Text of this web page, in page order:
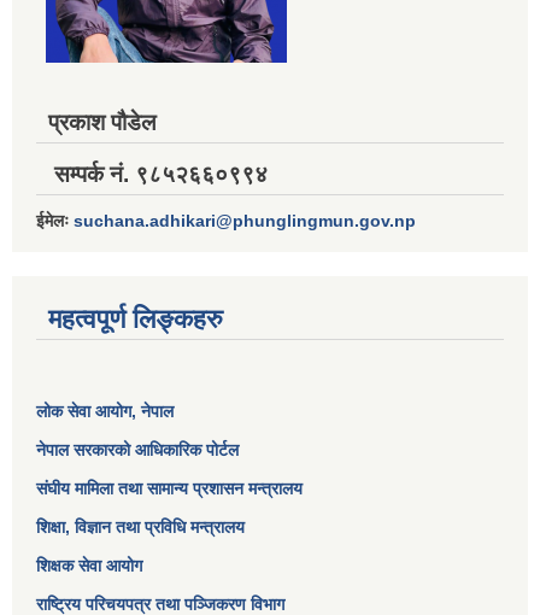
प्रकाश पौडेल
सम्पर्क नं. ९८५२६६०९९४
ईमेलः suchana.adhikari@phunglingmun.gov.np
महत्वपूर्ण लिङ्कहरु
लोक सेवा आयोग, नेपाल
नेपाल सरकारको आधिकारिक पोर्टल
संघीय मामिला तथा सामान्य प्रशासन मन्त्रालय
शिक्षा, विज्ञान तथा प्रविधि मन्त्रालय
शिक्षक सेवा आयोग
राष्ट्रिय परिचयपत्र तथा पञ्जिकरण विभाग